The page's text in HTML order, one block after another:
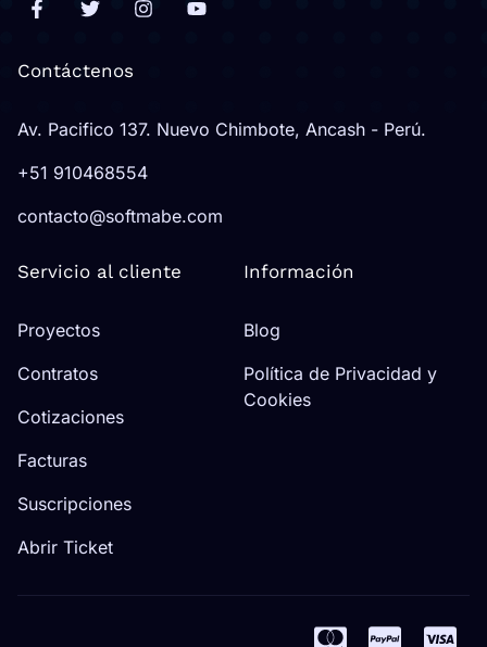
Contáctenos
Av. Pacifico 137. Nuevo Chimbote, Ancash - Perú.
+51 910468554
contacto@softmabe.com
Servicio al cliente
Proyectos
Contratos
Cotizaciones
Facturas
Suscripciones
Abrir Ticket
Información
Blog
Política de Privacidad y
Cookies